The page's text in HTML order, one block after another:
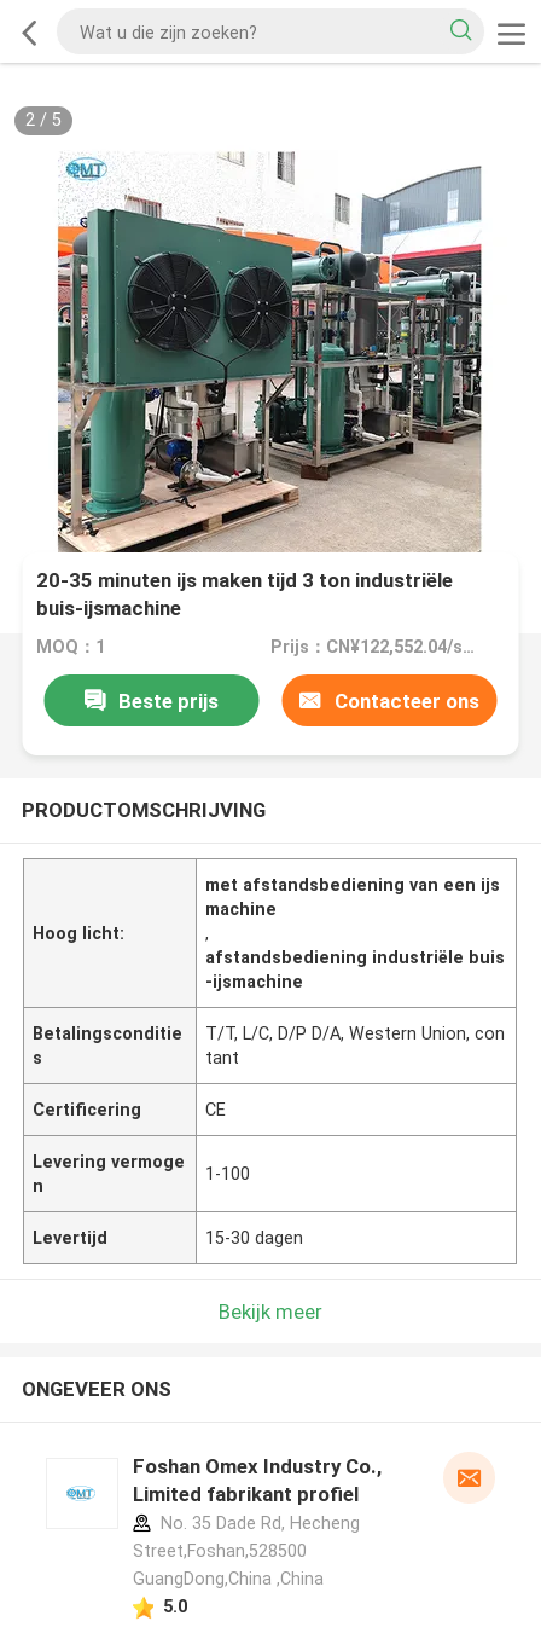
2/ 5
20-35 minuten ijs maken tijd 3 ton industriële
buis-ijsmachine
MOQ：1 Prijs：CN¥122,552.04/sets 1-2 sets
Beste prijs Contacteer ons
PRODUCTOMSCHRIJVING
Hoog licht:
met afstandsbediening van een ijs
machine
,
afstandsbediening industriële buis
-ijsmachine
Betalingsconditie
s
T/T, L/C, D/P D/A, Western Union, con
tant
Certificering CE
Levering vermoge
n
1-100
Levertijd 15-30 dagen
Bekijk meer
ONGEVEER ONS
Foshan Omex Industry Co.,
Limited fabrikant profiel
No. 35 Dade Rd, Hecheng
Street,Foshan,528500
GuangDong,China ,China
5.0